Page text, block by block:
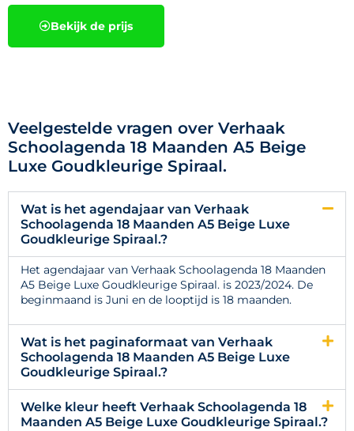
Bekijk de prijs
Veelgestelde vragen over Verhaak
Schoolagenda 18 Maanden A5 Beige
Luxe Goudkleurige Spiraal.
Wat is het agendajaar van Verhaak
Schoolagenda 18 Maanden A5 Beige Luxe
Goudkleurige Spiraal.?
Het agendajaar van Verhaak Schoolagenda 18 Maanden
A5 Beige Luxe Goudkleurige Spiraal. is 2023/2024. De
beginmaand is Juni en de looptijd is 18 maanden.
Wat is het paginaformaat van Verhaak
Schoolagenda 18 Maanden A5 Beige Luxe
Goudkleurige Spiraal.?
Welke kleur heeft Verhaak Schoolagenda 18
Maanden A5 Beige Luxe Goudkleurige Spiraal.?